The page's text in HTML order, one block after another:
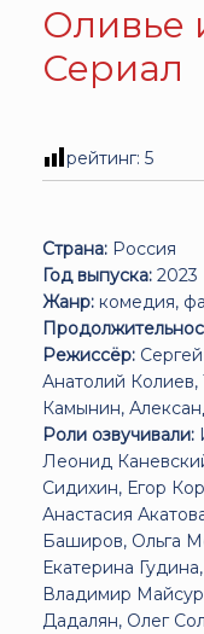
Оливье
Сериал
рейтинг: 5
Страна: Россия
Год выпуска: 2023
Жанр: комедия,
Режиссёр:
Анатолий Колиев,
Камынин,
Роли озвучивали:
Леонид
Сидихин, Егор
Анастасия
Баширов, Ольга
Екатерина
Владимир
Дадалян, Олег